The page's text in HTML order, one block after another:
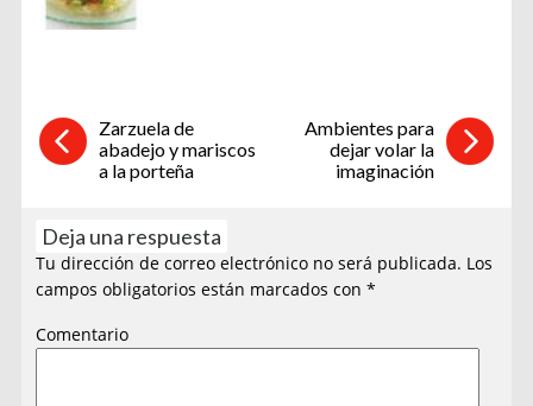
Zarzuela de
abadejo y mariscos
a la porteña
Ambientes para
dejar volar la
imaginación
Deja una respuesta
Tu dirección de correo electrónico no será publicada. Los
campos obligatorios están marcados con*
Comentario